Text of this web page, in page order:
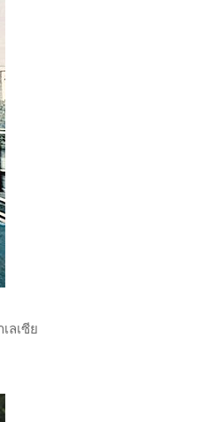
ลเซีย